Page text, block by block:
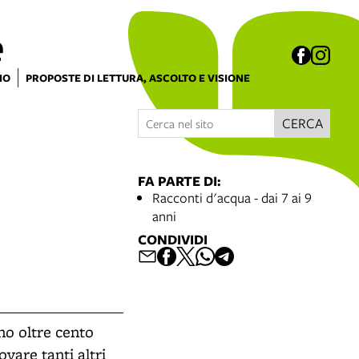
PROPOSTE DI LETTURA, ASCOLTO E VISIONE
CERCA
oltre cento
tanti altri
FA PARTE DI:
Racconti d'acqua - dai 7 ai 9
anni
CONDIVIDI